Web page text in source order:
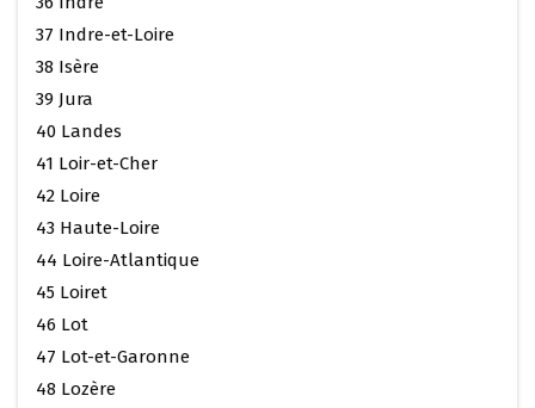
37 Indre-et-Loire
38 Isère
39 Jura
40 Landes
41 Loir-et-Cher
42 Loire
43 Haute-Loire
44 Loire-Atlantique
45 Loiret
46 Lot
47 Lot-et-Garonne
48 Lozère